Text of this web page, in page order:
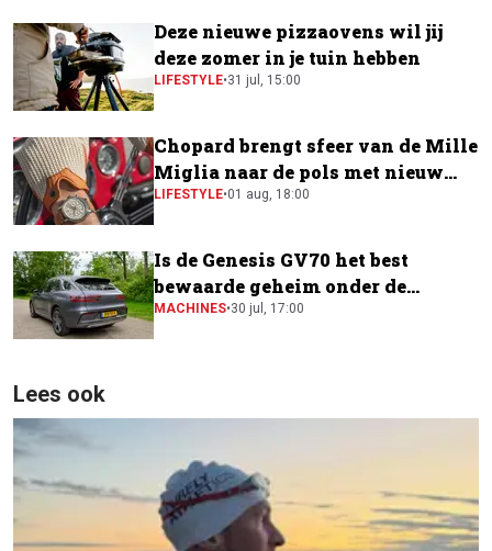
Deze nieuwe pizzaovens wil jij
deze zomer in je tuin hebben
LIFESTYLE•31 jul, 15:00
Chopard brengt sfeer van de Mille
Miglia naar de pols met nieuw
horloge
LIFESTYLE•01 aug, 18:00
Is de Genesis GV70 het best
bewaarde geheim onder de
elektrische SUV's?
MACHINES•30 jul, 17:00
Lees ook